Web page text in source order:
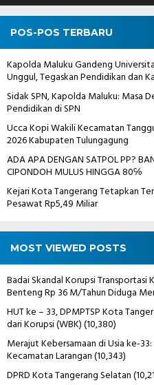
POS-POS TERBARU
Kapolda Maluku Gandeng
Unggul, Tegaskan Pendidikan dan
Sidak SPN, Kapolda Maluku: Masa
Pendidikan di SPN
Ucca Kopi Wakili Kecamatan
2026 Kabupaten Tulungagung
ADA APA DENGAN SATPOL PP?
CIPONDOH MULUS HINGGA 80℅
Kejari Kota Tangerang Tetapkan
Pesawat Rp5,49 Miliar
MOST VIEWED POSTS
Badai Skandal Korupsi Transportasi
Benteng Rp 36 M/Tahun Diduga
HUT ke – 33, DPMPTSP Kota
dari Korupsi (WBK)(10,380)
Merajut Kebersamaan di Usia ke-
Kecamatan Larangan(10,343)
DPRD Kota Tangerang Selatan